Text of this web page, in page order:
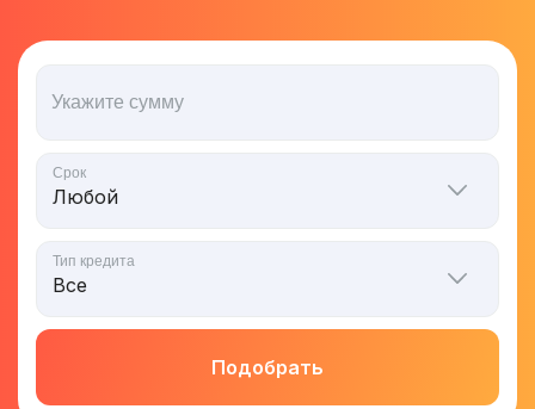
Укажите сумму
Срок
Тип кредита
Подобрать